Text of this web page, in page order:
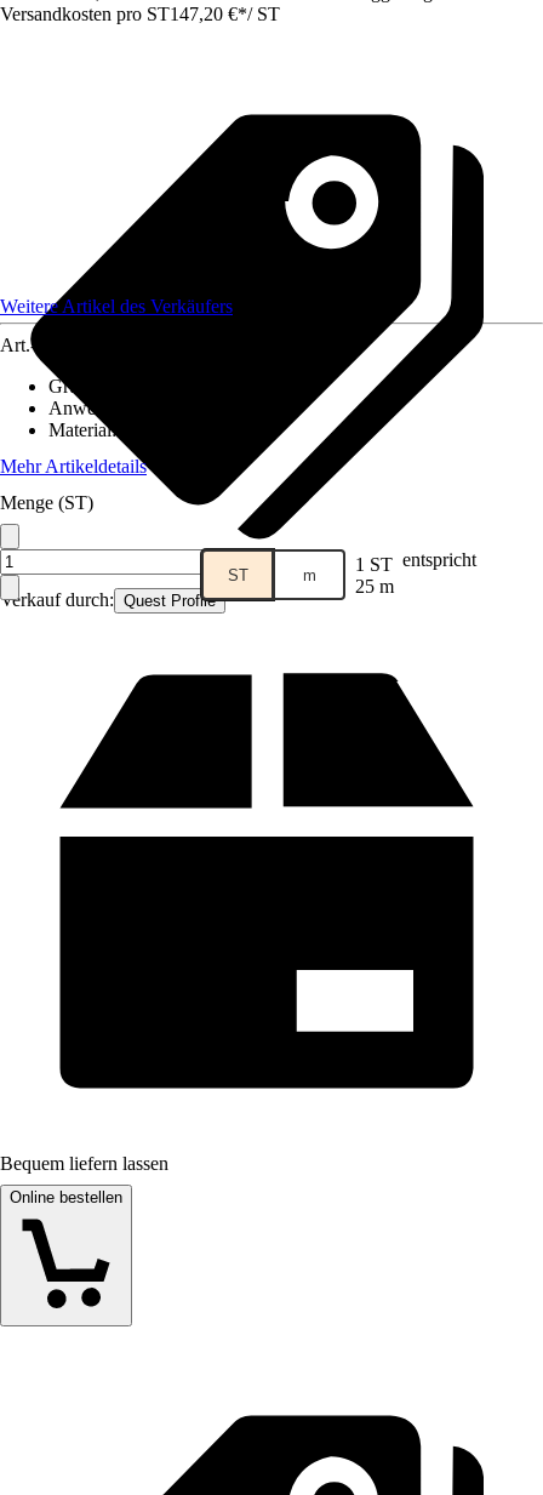
Versandkosten pro ST147,20 €*/ ST
Verkauf durch: Quest Profile
Weitere Artikel des Verkäufers
Art.-Nr.
Grundfarbe
Anwendungsbereich
Material:
Mehr Artikeldetails
Menge (ST)
ST m 1 ST entspricht
25 m
Bequem liefern lassen
Online bestellen